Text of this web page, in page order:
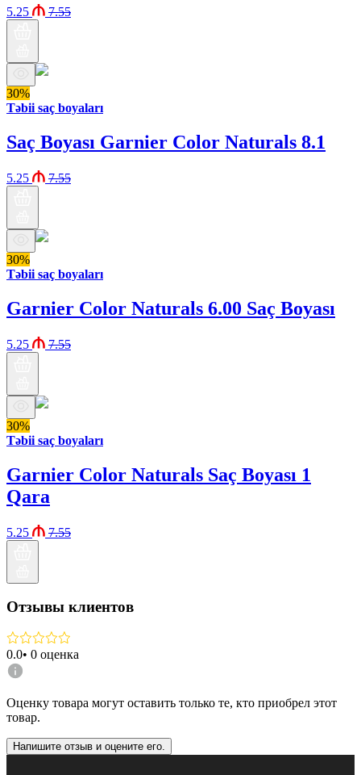
5.25 7.55
30%
Təbii saç boyaları
Saç Boyası Garnier Color Naturals 8.1
5.25 7.55
30%
Təbii saç boyaları
Garnier Color Naturals 6.00 Saç Boyası
5.25 7.55
30%
Təbii saç boyaları
Garnier Color Naturals Saç Boyası 1
Qara
5.25 7.55
Отзывы клиентов
0.0• 0 оценка
Оценку товара могут оставить только те, кто приобрел этот
товар.
Напишите отзыв и оцените его.